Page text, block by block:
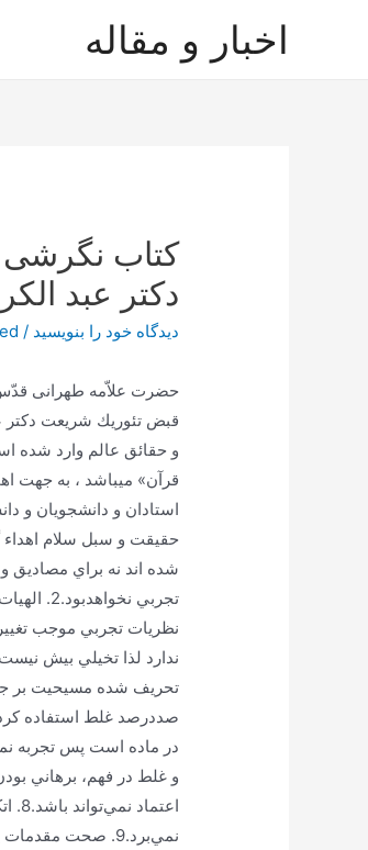
اخبار و مقاله
کتاب
دکتر عبد
دیدگاه‌ خود را بنویسید /
حضرت‌ علاّمه‌ طهرانی
قبض‌ تئوريك‌ شريعت‌ دكتر
و حقائق‌ عالم‌ وارد شده‌
قرآن‌» ميباشد ، به‌ جهت‌
استادان‌ و دانشجويان‌ و
شده اند نه براي مصاديق
تجربي
و غلط در فهم، برهاني
نمي‌برد.9. صحت